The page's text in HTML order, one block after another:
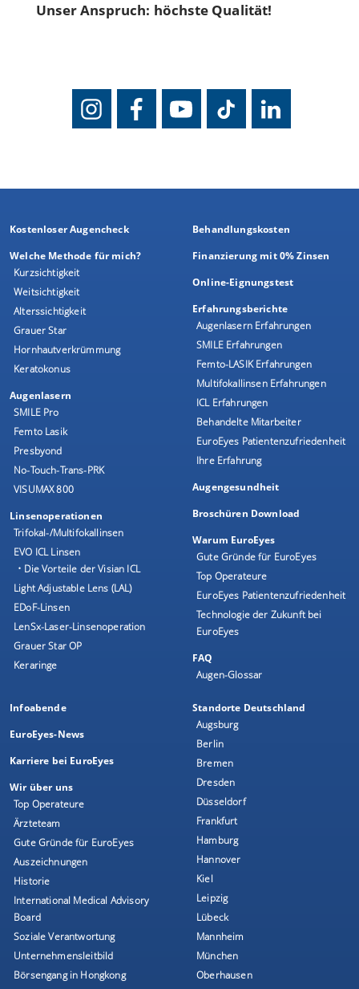
Unser Anspruch: höchste Qualität!
Kostenloser Augencheck
Welche Methode für mich?
Kurzsichtigkeit
Weitsichtigkeit
Alterssichtigkeit
Grauer Star
Hornhautverkrümmung
Keratokonus
Augenlasern
SMILE Pro
Femto Lasik
Presbyond
No-Touch-Trans-PRK
VISUMAX 800
Linsenoperationen
Trifokal-/Multifokallinsen
EVO ICL Linsen
• Die Vorteile der Visian ICL
Light Adjustable Lens (LAL)
EDoF-Linsen
LenSx-Laser-Linsenoperation
Grauer Star OP
Keraringe
Behandlungskosten
Finanzierung mit 0% Zinsen
Online-Eignungstest
Erfahrungsberichte
Augenlasern Erfahrungen
SMILE Erfahrungen
Femto-LASIK Erfahrungen
Multifokallinsen Erfahrungen
ICL Erfahrungen
Behandelte Mitarbeiter
EuroEyes Patientenzufriedenheit
Ihre Erfahrung
Augengesundheit
Broschüren Download
Warum EuroEyes
Gute Gründe für EuroEyes
Top Operateure
EuroEyes Patientenzufriedenheit
Technologie der Zukunft bei
EuroEyes
FAQ
Augen-Glossar
Infoabende
EuroEyes-News
Karriere bei EuroEyes
Wir über uns
Top Operateure
Ärzteteam
Gute Gründe für EuroEyes
Auszeichnungen
Historie
International Medical Advisory
Board
Soziale Verantwortung
Unternehmensleitbild
Börsengang in Hongkong
Standorte Deutschland
Augsburg
Berlin
Bremen
Dresden
Düsseldorf
Frankfurt
Hamburg
Hannover
Kiel
Leipzig
Lübeck
Mannheim
München
Oberhausen